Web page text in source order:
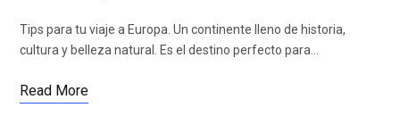
Tips para tu viaje a Europa. Un continente lleno de historia,
cultura y belleza natural. Es el destino perfecto para…
Read More